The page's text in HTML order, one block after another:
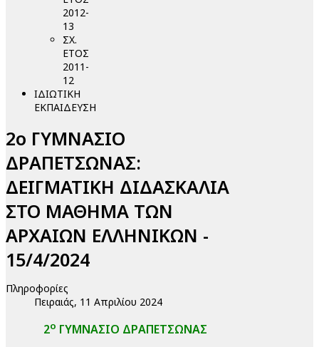
2012-
13
ΣΧ.
ΕΤΟΣ
2011-
12
ΙΔΙΩΤΙΚΗ
ΕΚΠΑΙΔΕΥΣΗ
2ο ΓΥΜΝΑΣΙΟ
ΔΡΑΠΕΤΣΩΝΑΣ:
ΔΕΙΓΜΑΤΙΚΗ ΔΙΔΑΣΚΑΛΙΑ
ΣΤΟ ΜΑΘΗΜΑ ΤΩΝ
ΑΡΧΑΙΩΝ ΕΛΛΗΝΙΚΩΝ -
15/4/2024
Πληροφορίες
Πειραιάς, 11 Απριλίου 2024
2ο ΓΥΜΝΑΣΙΟ ΔΡΑΠΕΤΣΩΝΑΣ